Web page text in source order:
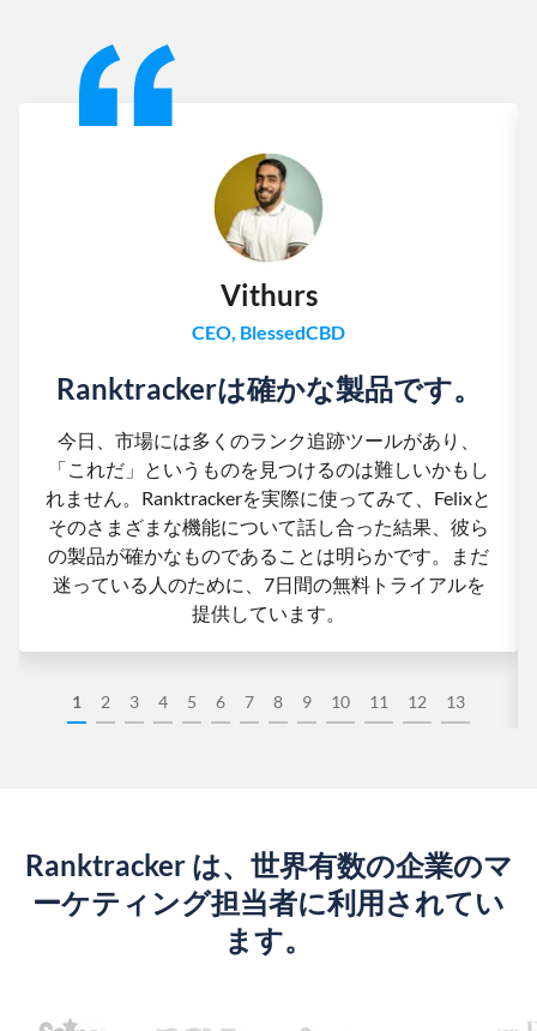
1 2 3 4 5 6 7 8 9 10 11 12 13
Vithurs
CEO, BlessedCBD
Ranktrackerは確かな製品です。
今日、市場には多くのランク追跡ツールがあり、
「これだ」というものを見つけるのは難しいかもし
れません。Ranktrackerを実際に使ってみて、Felixと
そのさまざまな機能について話し合った結果、彼ら
の製品が確かなものであることは明らかです。まだ
迷っている人のために、7日間の無料トライアルを
提供しています。
Ranktracker は、世界有数の企業のマ
ーケティング担当者に利用されてい
ます。